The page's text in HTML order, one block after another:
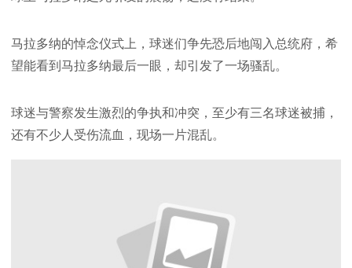
马拉多纳的悼念仪式上，球迷们争先恐后地闯入总统府，希
望能看到马拉多纳最后一眼，却引发了一场骚乱。
球迷与警察发生激烈的争执和冲突，至少有三名球迷被捕，
还有不少人受伤流血，现场一片混乱。